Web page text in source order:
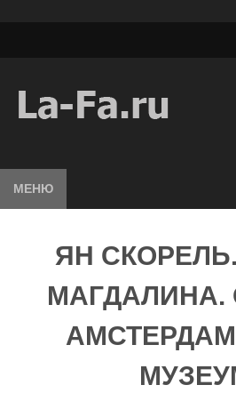
МЕНЮ
ЯН
МАГДАЛИНА.